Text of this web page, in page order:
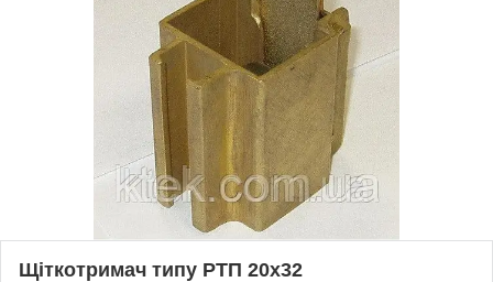
Щіткотримач типу РТП 20х32